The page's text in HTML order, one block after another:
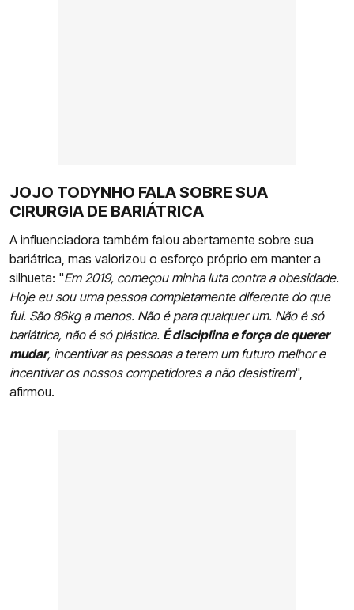
JOJO TODYNHO FALA SOBRE SUA
CIRURGIA DE BARIÁTRICA
A influenciadora também falou abertamente sobre sua
bariátrica, mas valorizou o esforço próprio em manter a
silhueta: "Em 2019, começou minha luta contra a obesidade.
Hoje eu sou uma pessoa completamente diferente do que
fui. São 86kg a menos. Não é para qualquer um. Não é só
bariátrica, não é só plástica. É disciplina e força de querer
mudar, incentivar as pessoas a terem um futuro melhor e
incentivar os nossos competidores a não desistirem",
afirmou.